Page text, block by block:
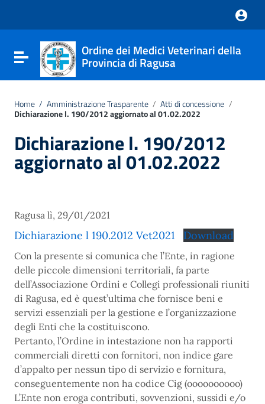
sito
include
di
Attiva / disattiva la navigazione
Ordine dei Medici Veterinari della
Provincia di Ragusa
Home / Amministrazione Trasparente / Atti di concessione /
Dichiarazione l. 190/2012 aggiornato al 01.02.2022
Dichiarazione l. 190/2012
aggiornato al 01.02.2022
Ragusa lì, 29/01/2021
Dichiarazione l 190.2012 Vet2021 Download
Con la presente si comunica che l’Ente, in ragione
delle piccole dimensioni territoriali, fa parte
dell’Associazione Ordini e Collegi professionali riuniti
di Ragusa, ed è quest’ultima che fornisce beni e
servizi essenziali per la gestione e l’organizzazione
degli Enti che la costituiscono.
Pertanto, l’Ordine in intestazione non ha rapporti
commerciali diretti con fornitori, non indice gare
d’appalto per nessun tipo di servizio e fornitura,
conseguentemente non ha codice Cig (oooooooooo)
L’Ente non eroga contributi, sovvenzioni, sussidi e/o